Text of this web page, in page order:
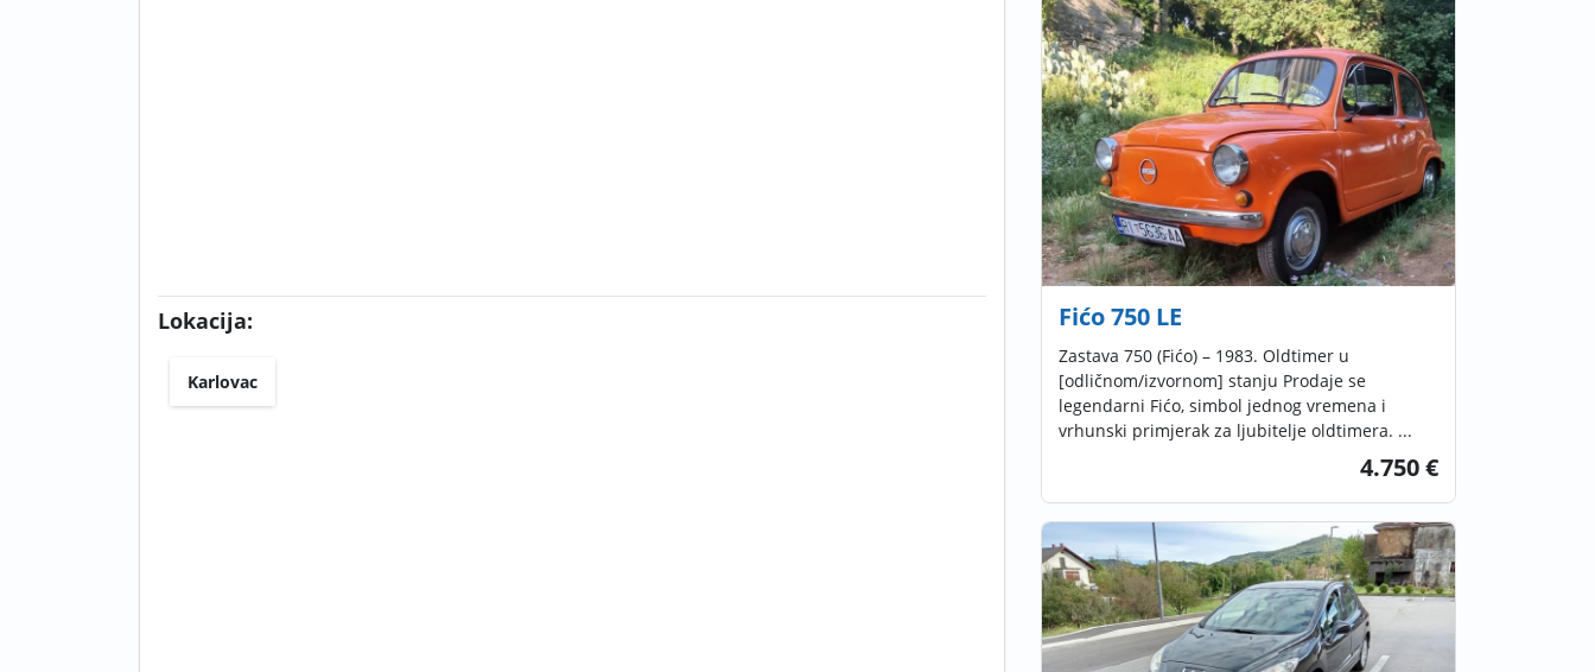
Lokacija:
Karlovac
Fićo 750 LE
Zastava 750 (Fićo) – 1983. Oldtimer u
[odličnom/izvornom] stanju Prodaje se
legendarni Fićo, simbol jednog vremena i
vrhunski primjerak za ljubitelje oldtimera. ...
4.750 €